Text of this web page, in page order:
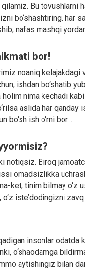
Bu tovushlarni
bo‘shashtiring. har
nafas mashqi
bor!
noaniq
ishdan bo‘shatib
holim nima kechadi
aslida har
bo‘sh ish o‘rni bor…
notiqsiz. Biroq
omadsizlikka
ket, tinim bilmay o‘z
iste’dodingizni
insonlar odatda
o‘shaodamga
aytishingiz bilan